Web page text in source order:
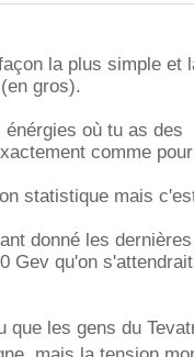
la plus simple et
gros).
où tu as des
comme
statistique mais
donné les
Gev qu'on
que les gens du